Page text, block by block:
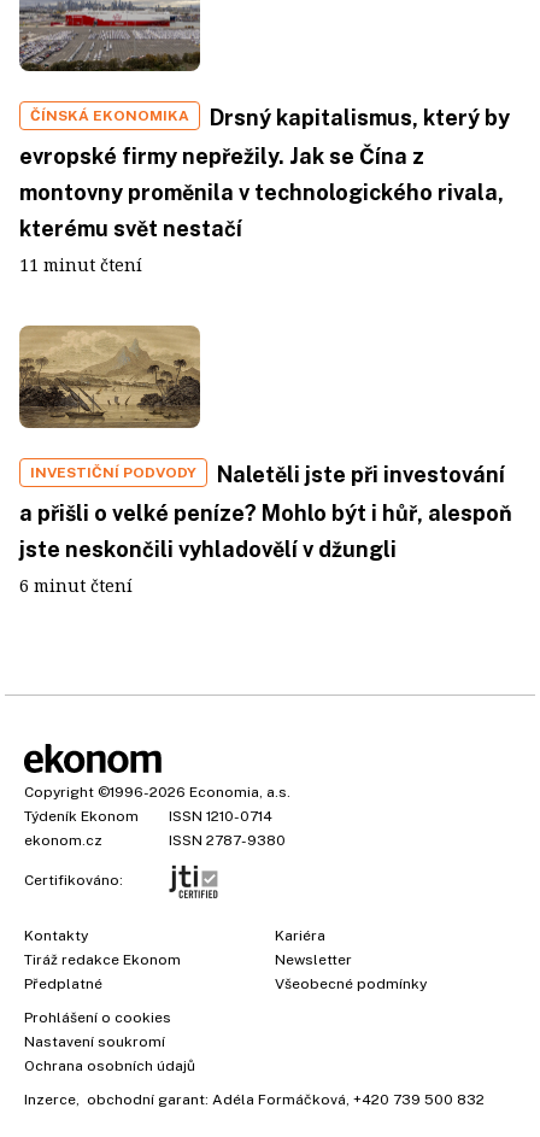
ČÍNSKÁ EKONOMIKA
Drsný kapitalismus, který by
evropské firmy nepřežily. Jak se Čína z
montovny proměnila v technologického rivala,
kterému svět nestačí
11 minut čtení
INVESTIČNÍ PODVODY
Naletěli jste při investování
a přišli o velké peníze? Mohlo být i hůř, alespoň
jste neskončili vyhladovělí v džungli
6 minut čtení
Copyright ©1996-2026 Economia, a.s.
Týdeník Ekonom
ISSN 1210-0714
ekonom.cz
ISSN 2787-9380
Certifikováno:
Kontakty
Tiráž redakce Ekonom
Předplatné
Kariéra
Newsletter
Všeobecné podmínky
Prohlášení o cookies
Nastavení soukromí
Ochrana osobních údajů
Inzerce , obchodní garant: Adéla Formáčková +420 739 500 832